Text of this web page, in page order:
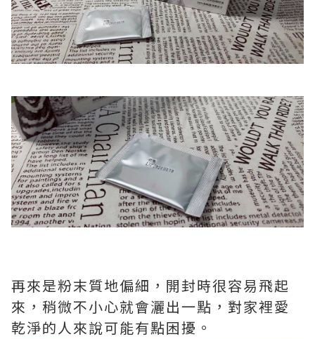
再來是粉末質地偏細，開封時很容易飛起
來，稍微不小心就會灑出一點，對家裡愛
乾淨的人來說可能有點困擾。